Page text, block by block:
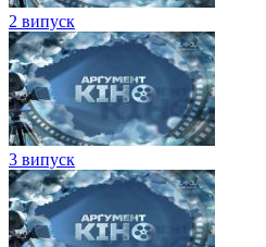
2 випуск
3 випуск